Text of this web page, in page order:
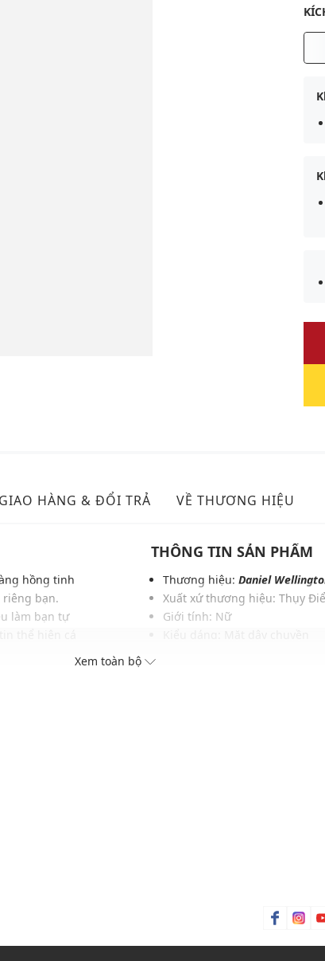
GIAO HÀNG & ĐỔI TRẢ VỀ THƯƠNG HIỆU
hồng tinh
riêng bạn.
làm bạn tự
THÔNG TIN SẢN PHẨM
Thương hiệu: Daniel
Xuất xứ thương hiệu: Thụy
Giới tính: Nữ
Xem toàn bộ